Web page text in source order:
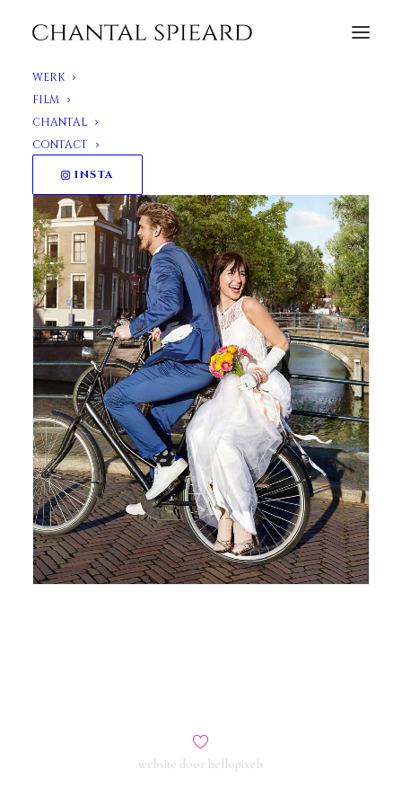
WERK
FILM
CHANTAL
CONTACT
INSTA
Zeeman Trouwjurk
Buro: Persuade
website door hellopixels